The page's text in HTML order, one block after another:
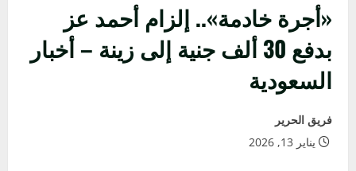
«أجرة خادمة».. إلزام أحمد عز
بدفع 30 ألف جنية إلى زينة – أخبار
السعودية
فريق الحرير
يناير 13, 2026